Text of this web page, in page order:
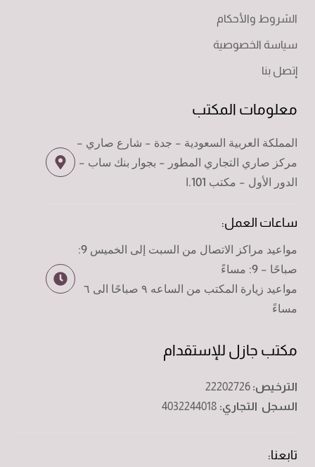
الشروط والأحكام
سياسة الخصوصية
إتصل بنا
معلومات المكتب
المملكة العربية السعودية - جدة - شارع صاري -
مركز صاري التجاري المطور - بجوار بنك ساب -
الدور الأول - مكتب 101.ا
ساعات العمل:
مواعيد مراكز الاتصال من السبت إلى الخميس 9:
صباحًا - 9: مساءً
مواعيد زيارة المكتب من الساعه ٩ صباحًا الى ٦
مساءً
مكتب جازل للإستقدام
الترخيص: 22202726
السجل التجاري: 4032244018
تابعنا: